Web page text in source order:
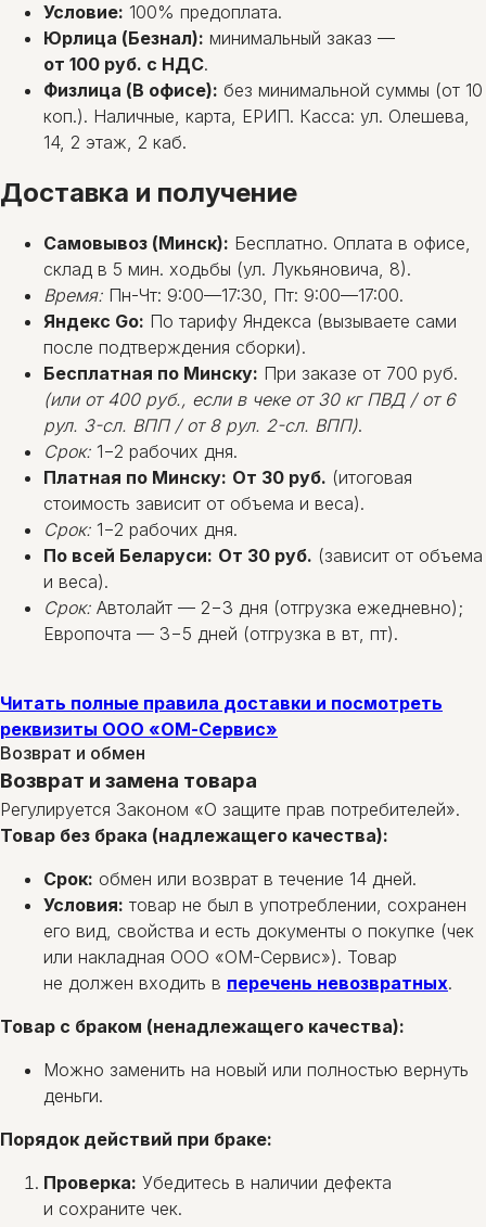
Условие: 100% предоплата.
Юрлица (Безнал): минимальный заказ —
от 100 руб. с НДС.
Физлица (В офисе): без минимальной суммы (от 10
коп.). Наличные, карта, ЕРИП. Касса: ул. Олешева,
14, 2 этаж, 2 каб.
Доставка и получение
Самовывоз (Минск): Бесплатно. Оплата в офисе,
склад в 5 мин. ходьбы (ул. Лукьяновича, 8).
Время: Пн-Чт: 9:00—17:30, Пт: 9:00—17:00.
Яндекс Go: По тарифу Яндекса (вызываете сами
после подтверждения сборки).
Бесплатная по Минску: При заказе от 700 руб.
(или от 400 руб., если в чеке от 30 кг ПВД / от 6
рул. 3-сл. ВПП / от 8 рул. 2-сл. ВПП).
Срок: 1−2 рабочих дня.
Платная по Минску: От 30 руб. (итоговая
стоимость зависит от объема и веса).
Срок: 1−2 рабочих дня.
По всей Беларуси: От 30 руб. (зависит от объема
и веса).
Срок: Автолайт — 2−3 дня (отгрузка ежедневно);
Европочта — 3−5 дней (отгрузка в вт, пт).
Читать полные правила доставки и посмотреть
реквизиты ООО «ОМ-Сервис»
Возврат и обмен
Возврат и замена товара
Регулируется Законом «О защите прав потребителей».
Товар без брака (надлежащего качества):
Срок: обмен или возврат в течение 14 дней.
Условия: товар не был в употреблении, сохранен
его вид, свойства и есть документы о покупке (чек
или накладная ООО «ОМ-Сервис»). Товар
не должен входить в перечень невозвратных.
Товар с браком (ненадлежащего качества):
Можно заменить на новый или полностью вернуть
деньги.
Порядок действий при браке:
Проверка: Убедитесь в наличии дефекта
и сохраните чек.